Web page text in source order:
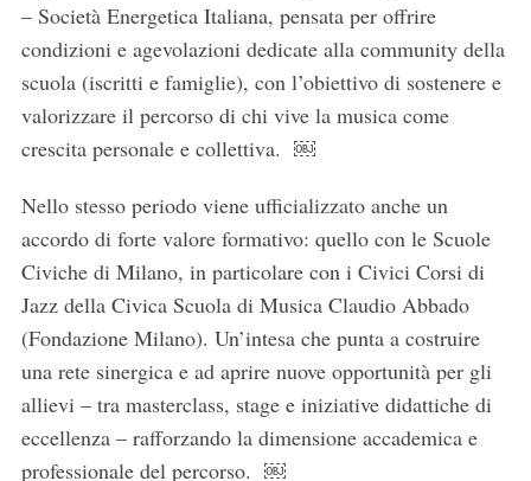
– Società Energetica Italiana, pensata per offrire
condizioni e agevolazioni dedicate alla community della
scuola (iscritti e famiglie), con l’obiettivo di sostenere e
valorizzare il percorso di chi vive la musica come
crescita personale e collettiva. ￼
Nello stesso periodo viene ufficializzato anche un
accordo di forte valore formativo: quello con le Scuole
Civiche di Milano, in particolare con i Civici Corsi di
Jazz della Civica Scuola di Musica Claudio Abbado
(Fondazione Milano). Un’intesa che punta a costruire
una rete sinergica e ad aprire nuove opportunità per gli
allievi – tra masterclass, stage e iniziative didattiche di
eccellenza – rafforzando la dimensione accademica e
professionale del percorso. ￼
f
o
: